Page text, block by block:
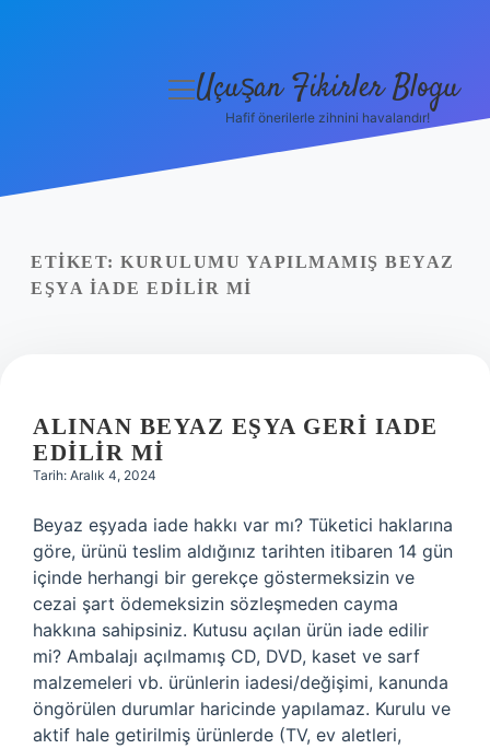
Yasal Uyarı
menüyü
Uçuşan Fikirler Blogu
Hafif önerilerle zihnini havalandır!
ETIKET: KURULUMU YAPILMAMIŞ BEYAZ
EŞYA IADE EDILIR MI
ALINAN BEYAZ EŞYA GERI IADE
EDILIR MI
Tarih: Aralık 4, 2024
Beyaz eşyada iade hakkı var mı? Tüketici haklarına
göre, ürünü teslim aldığınız tarihten itibaren 14 gün
içinde herhangi bir gerekçe göstermeksizin ve
cezai şart ödemeksizin sözleşmeden cayma
hakkına sahipsiniz. Kutusu açılan ürün iade edilir
mi? Ambalajı açılmamış CD, DVD, kaset ve sarf
malzemeleri vb. ürünlerin iadesi/değişimi, kanunda
öngörülen durumlar haricinde yapılamaz. Kurulu ve
aktif hale getirilmiş ürünlerde (TV, ev aletleri,